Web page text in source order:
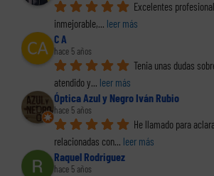
Excelentes
inmejorable,... leer más
C A
hace 5 años
Tenia unas dudas
atendido y... leer más
Óptica Azul y Negro Iván Rubio
hace 5 años
He llamado para
relacionadas con... leer más
Raquel Rodriguez
hace 5 años